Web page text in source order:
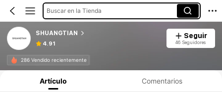
Buscar en la Tienda
SHUANGTIAN
4.91
Seguir
46 Seguidores
286 Vendido recientemente
Artículo Comentarios